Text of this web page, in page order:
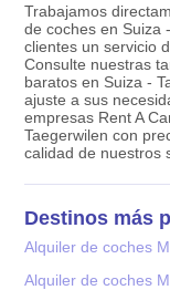
Trabajamos
de coches en Suiza
clientes un servicio
Consulte nuestras
baratos en Suiza -
ajuste a sus
empresas Rent A
Taegerwilen con
calidad de nuestros
Destinos más
Alquiler de coches
Alquiler de coches